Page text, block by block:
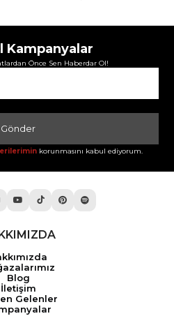
Kampanyalar
Önce Sen Haberdar Ol!
Gönder
korunmasını kabul ediyorum.
Blog
İletişim
Gelenler